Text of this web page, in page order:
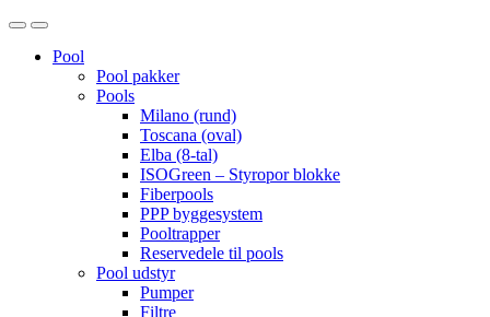
OpenClose
Pool
Pool pakker
Pools
Milano (rund)
Toscana (oval)
Elba (8-tal)
ISOGreen – Styropor blokke
Fiberpools
PPP byggesystem
Pooltrapper
Reservedele til pools
Pool udstyr
Pumper
Filtre